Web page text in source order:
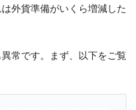
備】2026年07月は4,279億ド
」
は明白だ」
外貨準備がいくら増減した
常です。まず、以下をご覧